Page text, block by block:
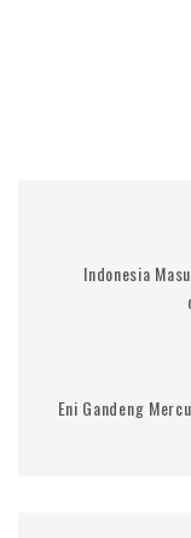
Indonesia
Eni Gandeng